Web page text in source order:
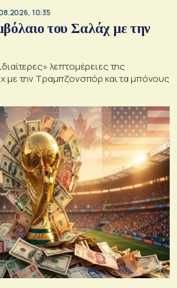
10:35
του Σαλάχ με την
λεπτομέρειες της
με την Τραμπζονσπόρ και τα μπόνους